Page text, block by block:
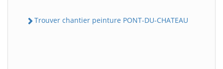
Trouver chantier peinture PONT-DU-CHATEAU